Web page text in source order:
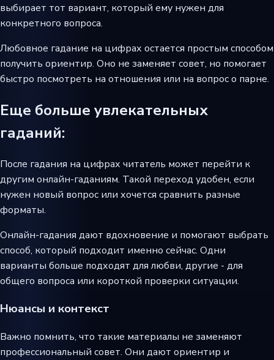
выбирает тот вариант, который ему нужен для
конкретного вопроса.
Любовное гадание на цифрах остается простым способом
получить ориентир. Оно не заменяет совет, но помогает
быстро посмотреть на отношения или на вопрос о парне.
Еще больше увлекательных
гаданий:
После гадания на цифрах читатель может перейти к
другим онлайн-гаданиям. Такой переход удобен, если
нужен новый вопрос или хочется сравнить разные
форматы.
Онлайн-гадания дают вдохновение и помогают выбрать
способ, который подходит именно сейчас. Одни
варианты больше подходят для любви, другие - для
общего вопроса или короткой проверки ситуации.
Нюансы и контекст
Важно помнить, что такие материалы не заменяют
профессиональный совет. Они дают ориентир и